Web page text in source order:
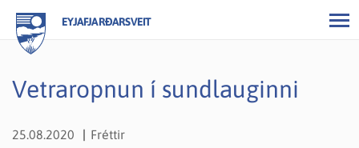
EYJAFJARÐARSVEIT
Vetraropnun í sundlauginni
25.08.2020 Fréttir